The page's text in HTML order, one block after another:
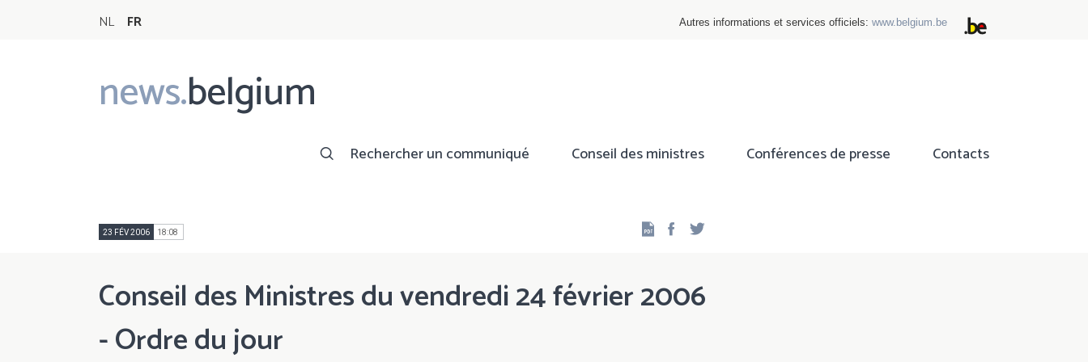
NL FR Autres informations et services officiels: www.belgium.be
news.belgium
Main
navigation
Rechercher un communiqué Conseil des ministres Conférences de presse Contacts
23 FÉV 2006 18:08 Facebook
Conseil des Ministres du vendredi 24 février 2006
- Ordre du jour